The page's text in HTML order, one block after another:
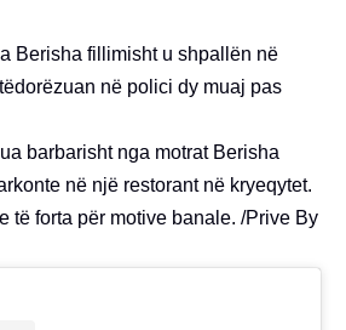
Berisha fillimisht u shpallën në
në polici dy muaj pas
barbarisht nga motrat Berisha
në një restorant në kryeqytet.
të forta për motive banale. /Prive By